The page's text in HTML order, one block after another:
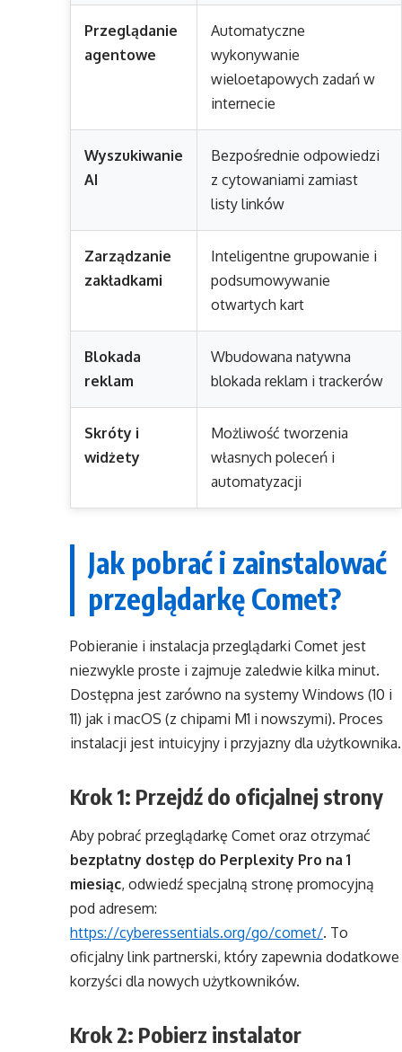
Przeglądanie
agentowe
Automatyczne
wykonywanie
wieloetapowych zadań w
internecie
Wyszukiwanie
AI
Bezpośrednie odpowiedzi
z cytowaniami zamiast
listy linków
Zarządzanie
zakładkami
Inteligentne grupowanie i
podsumowywanie
otwartych kart
Blokada
reklam
Wbudowana natywna
blokada reklam i trackerów
Skróty i
widżety
Możliwość tworzenia
własnych poleceń i
automatyzacji
Jak pobrać i zainstalować
przeglądarkę Comet?
Pobieranie i instalacja przeglądarki Comet jest
niezwykle proste i zajmuje zaledwie kilka minut.
Dostępna jest zarówno na systemy Windows (10 i
11) jak i macOS (z chipami M1 i nowszymi). Proces
instalacji jest intuicyjny i przyjazny dla użytkownika.
Krok 1: Przejdź do oficjalnej strony
Aby pobrać przeglądarkę Comet oraz otrzymać
bezpłatny dostęp do Perplexity Pro na 1
miesiąc, odwiedź specjalną stronę promocyjną
pod adresem:
https://cyberessentials.org/go/comet/. To
oficjalny link partnerski, który zapewnia dodatkowe
korzyści dla nowych użytkowników.
Krok 2: Pobierz instalator